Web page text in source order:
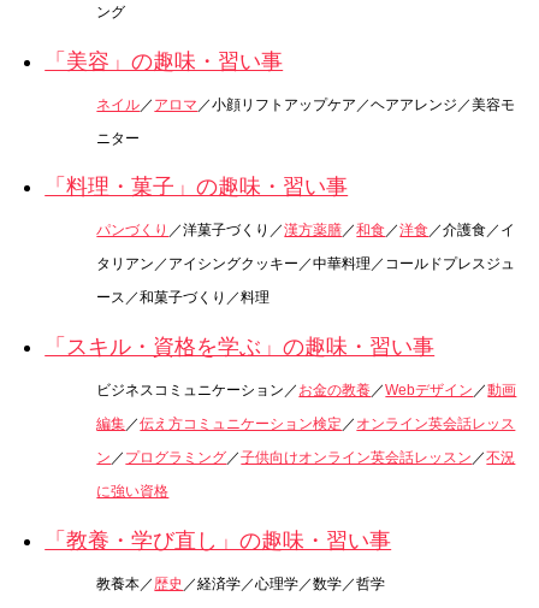
ング
「美容」の趣味・習い事
ネイル ／ アロマ ／小顔リフトアップケア／ヘアアレンジ／美容モ
ニター
「料理・菓子」の趣味・習い事
パンづくり ／洋菓子づくり／漢方薬膳／和食／洋食／介護食／イ
タリアン／アイシングクッキー／中華料理／コールドプレスジュ
ース／和菓子づくり／料理
「スキル・資格を学ぶ」の趣味・習い事
ビジネスコミュニケーション／ お金の教養／Webデザイン ／動画
編集／伝え方コミュニケーション検定 ／ オンライン英会話レッス
ン ／ プログラミング／子供向けオンライン英会話レッスン ／不況
に強い資格
「教養・学び直し」の趣味・習い事
教養本／歴史 ／経済学／心理学／数学／哲学